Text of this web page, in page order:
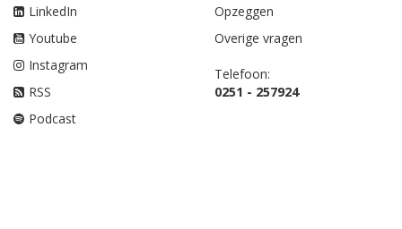
LinkedIn
Youtube
Instagram
RSS
Podcast
Opzeggen
Overige vragen
Telefoon:
0251 - 257924